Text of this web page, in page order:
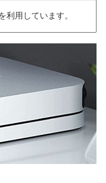
利用しています。